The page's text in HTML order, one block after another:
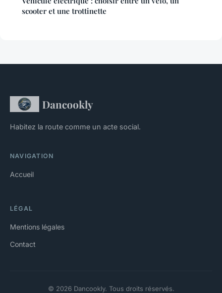
scooter et une trottinette
Dancookly
Habitez la route comme un acte social.
NAVIGATION
Accueil
LÉGAL
Mentions légales
Contact
© 2026 Dancookly. Tous droits réservés.